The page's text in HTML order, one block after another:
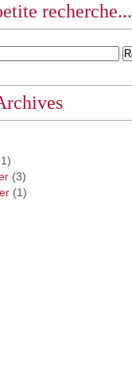
recherche...
(3)
(1)